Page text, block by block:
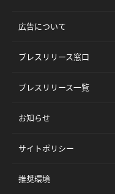
広告について
プレスリリース窓口
プレスリリース一覧
お知らせ
サイトポリシー
推奨環境